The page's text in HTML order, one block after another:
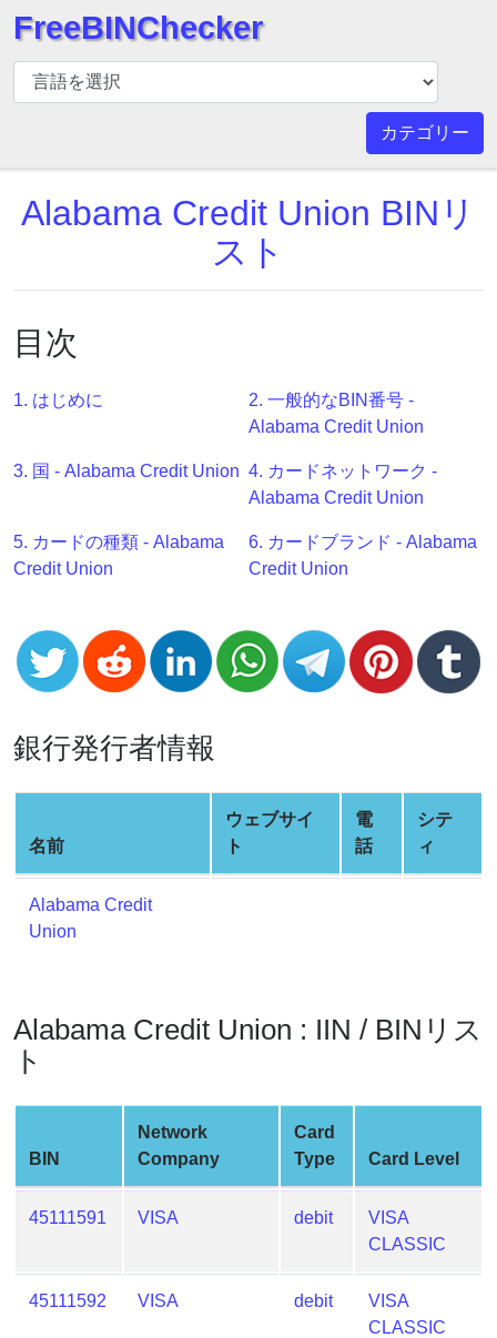
BIN
チ
ー
索
BIN
番
号
BIN
BIN
Checker
BIN
CC
Generator
Banks
Card
Validator
Credit
Card
Generator
Card
Generator
Card
BIN
Checker
FreeBINChecker
カテゴリー
Alabama Credit Union BINリ
スト
目次
1. はじめに
2. 一般的なBIN番号 -
Alabama Credit Union
3. 国 - Alabama Credit Union 4. カードネットワーク -
Alabama Credit Union
5. カードの種類 - Alabama
Credit Union
6. カードブランド - Alabama
Credit Union
銀行発行者情報
名前
ウェブサイ
ト
電
話
シテ
ィ
Alabama Credit
Union
Alabama Credit Union : IIN / BINリス
ト
BIN
Network
Company
Card
Type
Card Level
45111591 VISA debit
VISA
CLASSIC
45111592 VISA debit
VISA
CLASSIC